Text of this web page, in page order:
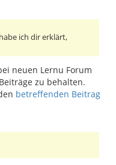
ich dir erklärt,
neuen Lernu Forum
zu behalten.
betreffenden Beitrag